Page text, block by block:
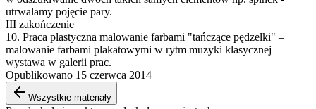
utrwalamy pojęcie pary.
III zakończenie
10. Praca plastyczna malowanie farbami "tańczące pędzelki" –
malowanie farbami plakatowymi w rytm muzyki klasycznej –
wystawa w galerii prac.
Opublikowano 15 czerwca 2014
Wszystkie materiały